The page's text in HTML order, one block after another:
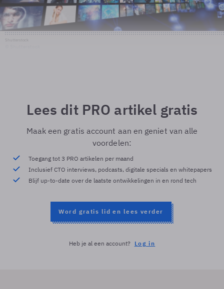
Lees dit PRO artikel gratis
Maak een gratis account aan en geniet van alle
voordelen:
Toegang tot 3 PRO artikelen per maand
Inclusief CTO interviews, podcasts, digitale specials en whitepapers
Blijf up-to-date over de laatste ontwikkelingen in en rond tech
Word gratis lid en lees verder
Heb je al een account? Log in